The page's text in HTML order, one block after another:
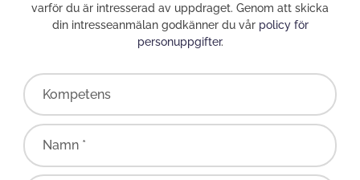
varför du är intresserad av uppdraget. Genom att skicka
din intresseanmälan godkänner du vår policy för
personuppgifter.
Kompetens
Namn *